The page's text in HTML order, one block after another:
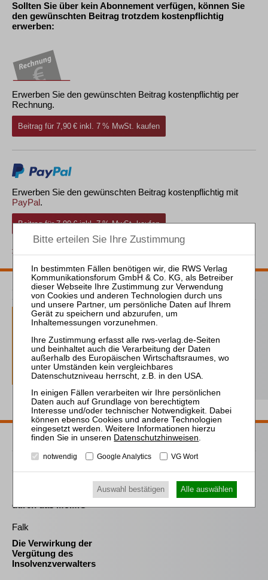
Sollten Sie über kein Abonnement verfügen, können Sie
den gewünschten Beitrag trotzdem kostenpflichtig
erwerben:
Erwerben Sie den gewünschten Beitrag kostenpflichtig per
Rechnung.
Beitrag für 7,90 € inkl. 7 % MwSt. kaufen
Erwerben Sie den gewünschten Beitrag kostenpflichtig mit
PayPal.
Beitrag für 7,90 € inkl. 7 % MwSt. kaufen
ZVI Probeabo
1 Ausgaben als kostenfreies Probe-Abo
inkl. 14 Tage kostenfreie ZVI-online-
Nutzung
Probe-Abo bestellen
Passende Bücher
Eigenkapitalersatzrechts
durch das MoMiG
Falk
Die Verwirkung der
Vergütung des
Insolvenzverwalters
Datenschutzhinweisen.
notwendig Google Analytics VG Wort
Auswahl bestätigen Alle auswählen